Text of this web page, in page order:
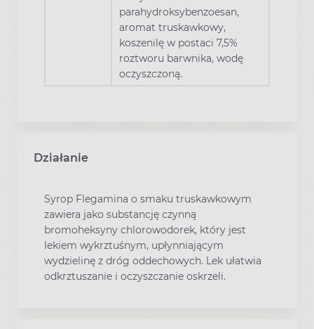
parahydroksybenzoesan,
aromat truskawkowy,
koszenilę w postaci 7,5%
roztworu barwnika, wodę
oczyszczoną.
Działanie
Syrop Flegamina o smaku truskawkowym
zawiera jako substancję czynną
bromoheksyny chlorowodorek, który jest
lekiem wykrztuśnym, upłynniającym
wydzielinę z dróg oddechowych. Lek ułatwia
odkrztuszanie i oczyszczanie oskrzeli.